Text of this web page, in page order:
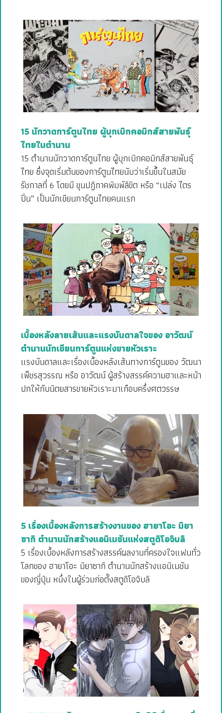
15 นักวาดการ์ตูนไทย ผู้บุกเบิกคอมิกส์สายพันธุ์
ไทยในตำนาน
15 ตำนานนักวาดการ์ตูนไทย ผู้บุกเบิกคอมิกส์สายพันธุ์
ไทย ซึ่งจุดเริ่มต้นของการ์ตูนไทยนับว่าเริ่มขึ้นในสมัย
รัชกาลที่ 6 โดยมี ขุนปฏิภาคพิมพ์ลิขิต หรือ “เปล่ง ไตร
ปิ่น” เป็นนักเขียนการ์ตูนไทยคนแรก
เบื้องหลังลายเส้นและแรงบันดาลใจของ อาวัฒน์
ตำนานนักเขียนการ์ตูนแห่งขายหัวเราะ
แรงบันดาลและเรื่องเบื้องหลังเส้นทางการ์ตูนของ วัฒนา
เพ็ชรสุวรรณ หรือ อาวัฒน์ ผู้สร้างสรรค์ความฮาและหน้า
ปกให้กับนิตยสารขายหัวเราะมาเกือบครึ่งศตวรรษ
5 เรื่องเบื้องหลังการสร้างงานของ ฮายาโอะ มิยา
ซากิ ตำนานนักสร้างแอนิเมชันแห่งสตูดิโอจิบลิ
5 เรื่องเบื้องหลังการสร้างสรรค์ผลงานที่ครองใจแฟนทั่ว
โลกของ ฮายาโอะ มิยาซากิ ตำนานนักสร้างแอนิเมชัน
ของญี่ปุ่น หนึ่งในผู้ร่วมก่อตั้งสตูดิโอจิบลิ